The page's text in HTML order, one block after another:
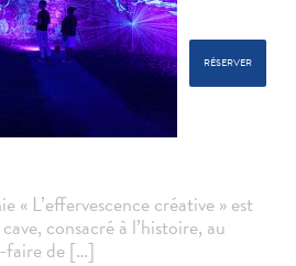
RÉSERVER
« L’effervescence créative » est
consacré à l’histoire, au
faire de […]